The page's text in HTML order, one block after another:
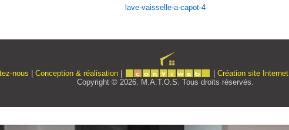
lave-vaisselle-a-capot-4
nous Conception & réalisation Création site Internet
Copyright © 2026. M.A.T.O.S. Tous droits réservés.